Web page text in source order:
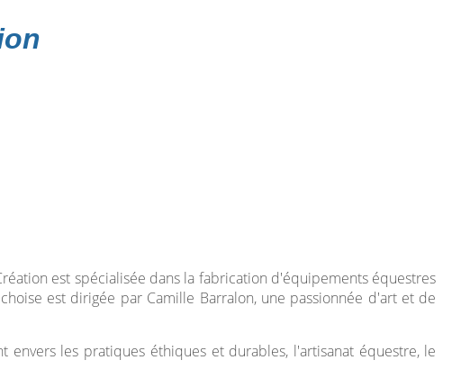
est spécialisée dans la fabrication d'équipements équestres
est dirigée par Camille Barralon, une passionnée d'art et de
les pratiques éthiques et durables, l'artisanat équestre, le